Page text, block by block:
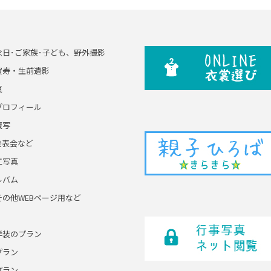
･ご家族･子ども、野外撮影
・生前遺影
フィール
写
会など
写真
ム
他WEBページ用など
のプラン
ン